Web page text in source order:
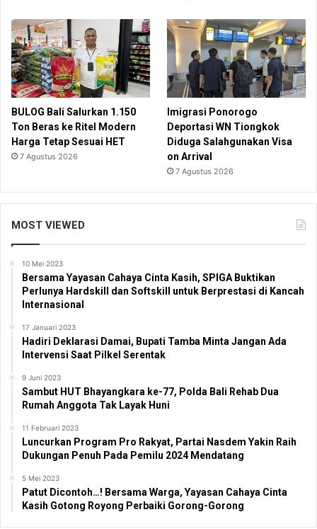
BULOG Bali Salurkan 1.150
Ton Beras ke Ritel Modern
Harga Tetap Sesuai HET
7 Agustus 2026
Imigrasi Ponorogo
Deportasi WN Tiongkok
Diduga Salahgunakan Visa
on Arrival
7 Agustus 2026
MOST VIEWED
10 Mei 2023
Bersama Yayasan Cahaya Cinta Kasih, SPIGA Buktikan
Perlunya Hardskill dan Softskill untuk Berprestasi di Kancah
Internasional
17 Januari 2023
Hadiri Deklarasi Damai, Bupati Tamba Minta Jangan Ada
Intervensi Saat Pilkel Serentak
9 Juni 2023
Sambut HUT Bhayangkara ke-77, Polda Bali Rehab Dua
Rumah Anggota Tak Layak Huni
11 Februari 2023
Luncurkan Program Pro Rakyat, Partai Nasdem Yakin Raih
Dukungan Penuh Pada Pemilu 2024 Mendatang
5 Mei 2023
Patut Dicontoh…! Bersama Warga, Yayasan Cahaya Cinta
Kasih Gotong Royong Perbaiki Gorong-Gorong